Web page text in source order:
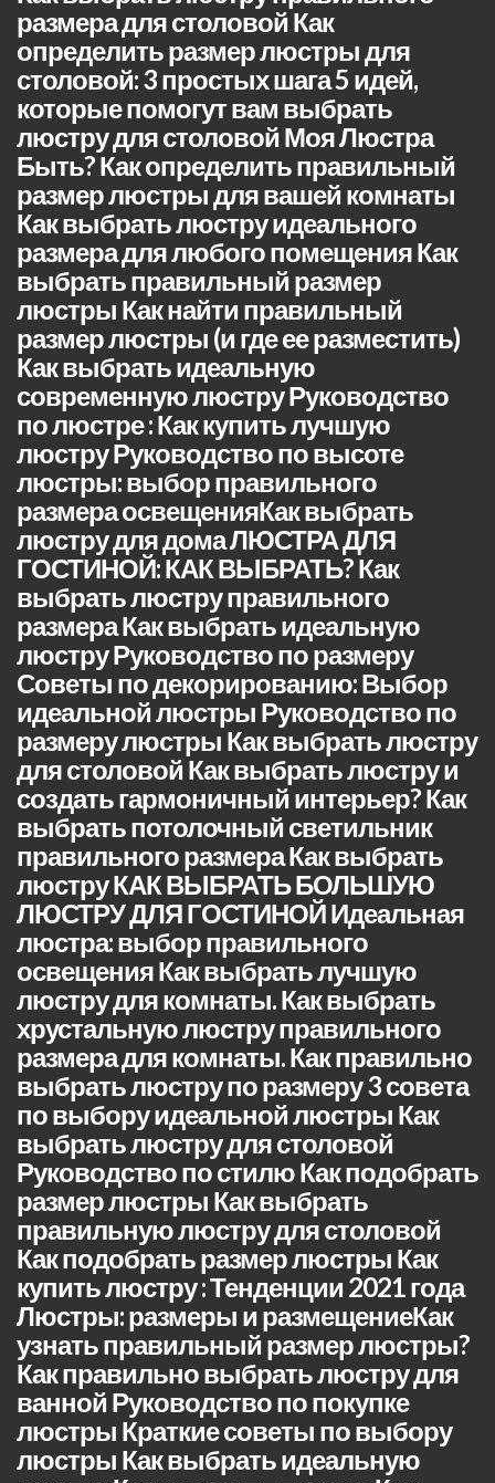
размера для столовой Как
определить размер люстры для
столовой: 3 простых шага 5 идей,
которые помогут вам выбрать
люстру для столовой Моя Люстра
Быть? Как определить правильный
размер люстры для вашей комнаты
Как выбрать люстру идеального
размера для любого помещения Как
выбрать правильный размер
люстры Как найти правильный
размер люстры (и где ее разместить)
Как выбрать идеальную
современную люстру Руководство
по люстре : Как купить лучшую
люстру Руководство по высоте
люстры: выбор правильного
размера освещенияКак выбрать
люстру для дома ЛЮСТРА ДЛЯ
ГОСТИНОЙ: КАК ВЫБРАТЬ? Как
выбрать люстру правильного
размера Как выбрать идеальную
люстру Руководство по размеру
Советы по декорированию: Выбор
идеальной люстры Руководство по
размеру люстры Как выбрать люстру
для столовой Как выбрать люстру и
создать гармоничный интерьер? Как
выбрать потолочный светильник
правильного размера Как выбрать
люстру КАК ВЫБРАТЬ БОЛЬШУЮ
ЛЮСТРУ ДЛЯ ГОСТИНОЙ Идеальная
люстра: выбор правильного
освещения Как выбрать лучшую
люстру для комнаты. Как выбрать
хрустальную люстру правильного
размера для комнаты. Как правильно
выбрать люстру по размеру 3 совета
по выбору идеальной люстры Как
выбрать люстру для столовой
Руководство по стилю Как подобрать
размер люстры Как выбрать
правильную люстру для столовой
Как подобрать размер люстры Как
купить люстру : Тенденции 2021 года
Люстры: размеры и размещениеКак
узнать правильный размер люстры?
Как правильно выбрать люстру для
ванной Руководство по покупке
люстры Краткие советы по выбору
люстры Как выбрать идеальную